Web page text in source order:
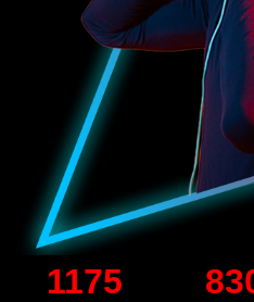
1175